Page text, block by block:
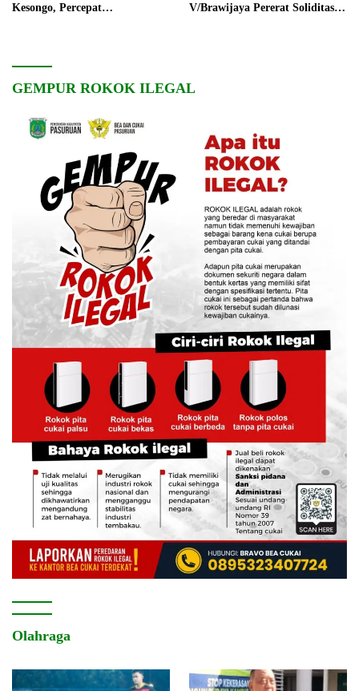
Kesongo, Percepat
V/Brawijaya Pererat Soliditas
GEMPUR ROKOK ILEGAL
Olahraga